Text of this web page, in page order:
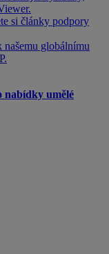
si články podpory
našemu globálnímu
nabídky umělé